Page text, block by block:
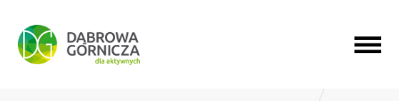
PRZEJDŹ DO MENU GŁÓWNEGO
PRZEJDŹ DO WYSZUKIWARKI
PRZEJDŹ DO TREŚCI